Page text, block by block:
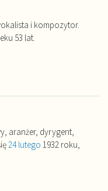
i kompozytor.
53 lat.
aranżer, dyrygent,
24 lutego 1932 roku,